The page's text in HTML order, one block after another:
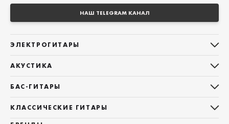
НАШ TELEGRAM КАНАЛ
ЭЛЕКТРОГИТАРЫ
Telecaster
Les Paul
АКУСТИКА
Фолки (ОМ, 000, 00)
Гранд Аудиториум
БАС-ГИТАРЫ
КЛАССИЧЕСКИЕ ГИТАРЫ
Все классические гитары